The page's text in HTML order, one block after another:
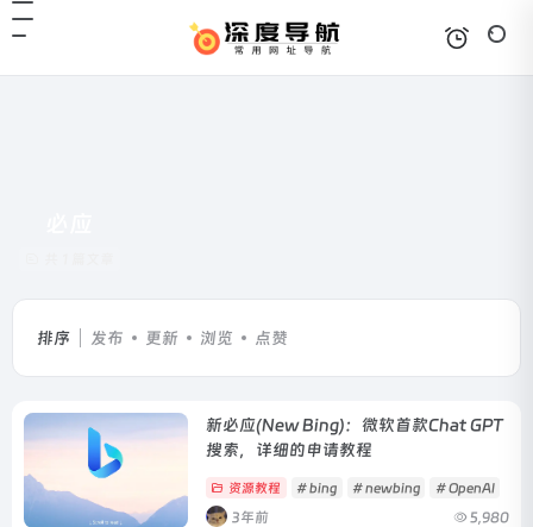
排序 发布 更新 浏览 点赞
新必应(New Bing)：微软首款Chat GPT
搜索，详细的申请教程
资源教程 # bing # newbing # OpenAI
3年前 5,980